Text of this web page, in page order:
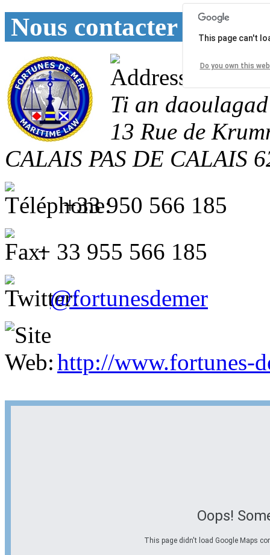
Nous contacter
Ti an
13 Rue de
CALAIS PAS DE CALAIS
+33 950 566 185
+ 33 955 566 185
@fortunesdemer
http://www.fortunes-
Oops!
This page didn't load Google Maps
This page can't
Do you own this